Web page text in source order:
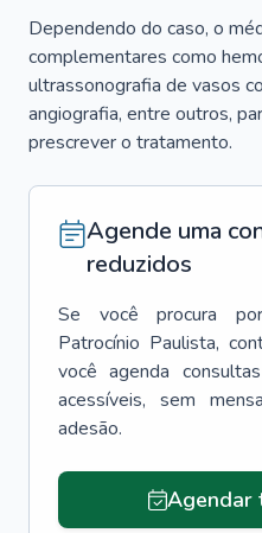
Dependendo do caso, o
complementares como
ultrassonografia de vasos
angiografia, entre outros,
prescrever o tratamento.
Agende uma
reduzidos
Se você procura
Patrocínio Paulista,
você agenda
acessíveis, sem
adesão.
Agendar